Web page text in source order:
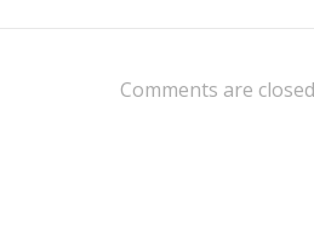
Comments are